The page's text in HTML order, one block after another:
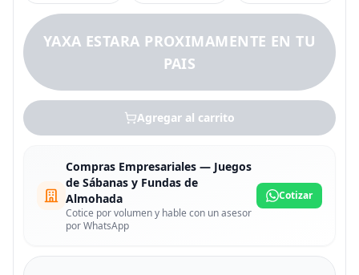
YAXA ESTARA PROXIMAMENTE EN TU
PAIS
Agregar al carrito
Compras Empresariales — Juegos
de Sábanas y Fundas de
Almohada
Cotice por volumen y hable con un asesor
por WhatsApp
Cotizar